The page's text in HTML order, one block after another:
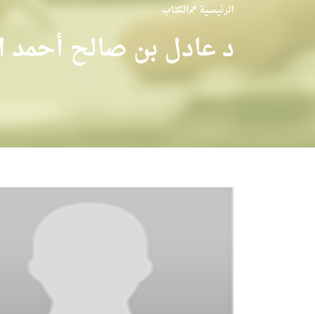
الرئيسية الكتاب
د عادل بن صالح أحمد